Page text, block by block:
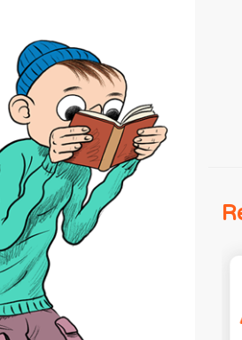
Frranka